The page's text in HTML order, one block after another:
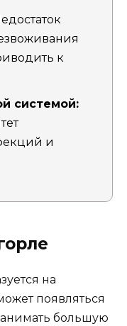
к
системой:
и
на
появляться
большую